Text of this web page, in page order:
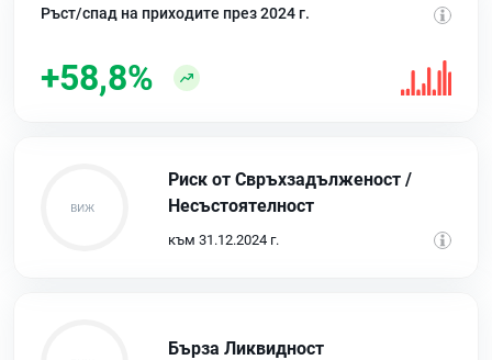
Ръст/спад на приходите през 2024 г.
+58,8%
Риск от Свръхзадълженост /
Несъстоятелност
към 31.12.2024 г.
Бърза Ликвидност